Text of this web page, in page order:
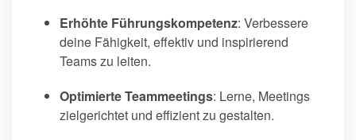
Erhöhte Führungskompetenz: Verbessere
deine Fähigkeit, effektiv und inspirierend
Teams zu leiten.
Optimierte Teammeetings: Lerne, Meetings
zielgerichtet und effizient zu gestalten.